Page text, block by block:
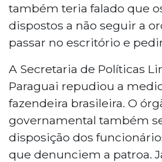
também teria falado que
dispostos a não seguir a
passar no escritório e
A Secretaria de Políticas
Paraguai repudiou a
fazendeira brasileira. O
governamental também
disposição dos
que denunciem a patroa.